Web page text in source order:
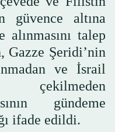
güvence altına
alınmasını talep
Gazze Şeridi’nin
ve İsrail
çekilmeden
gündeme
ifade edildi.